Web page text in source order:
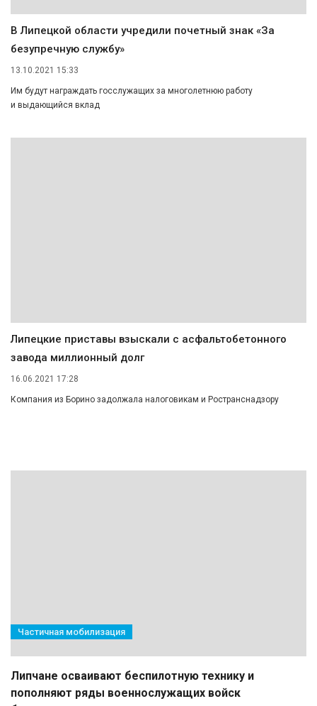
В Липецкой области учредили почетный знак «За
безупречную службу»
13.10.2021 15:33
Им будут награждать госслужащих за многолетнюю работу
и выдающийся вклад
Липецкие приставы взыскали с асфальтобетонного
завода миллионный долг
16.06.2021 17:28
Компания из Борино задолжала налоговикам и Ространснадзору
Частичная мобилизация
Липчане осваивают беспилотную технику и
пополняют ряды военнослужащих войск